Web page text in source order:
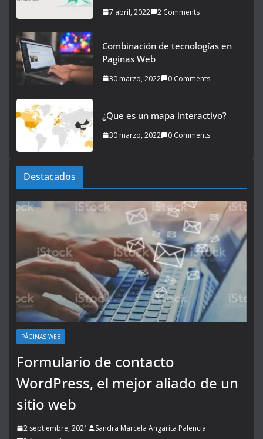
7 abril, 2022 2 Comments
Combinación de tecnologías en
Paginas Web
30 marzo, 2022 0 Comments
¿Que es un mapa interactivo?
30 marzo, 2022 0 Comments
Destacados
PÁGINAS WEB
Formulario de contacto
WordPress, el mejor aliado de un
sitio web
2 septiembre, 2021
Sandra Marcela Angarita Palencia